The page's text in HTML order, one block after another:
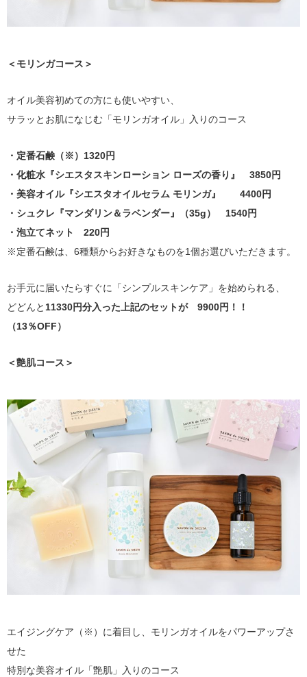
＜モリンガコース＞
オイル美容初めての方にも使いやすい、
サラッとお肌になじむ「モリンガオイル」入りのコース
・定番石鹸（※）1320円
・化粧水『シエスタスキンローション ローズの香り』 3850円
・美容オイル『シエスタオイルセラム モリンガ』 4400円
・シュクレ『マンダリン＆ラベンダー』（35g） 1540円
・泡立てネット 220円
※定番石鹸は、6種類からお好きなものを1個お選びいただきます。
お手元に届いたらすぐに「シンプルスキンケア」を始められる、
どどんと 11330円分入った上記のセットが 9900円！！
（13％OFF）
＜艶肌コース＞
エイジングケア（※）に着目し、モリンガオイルをパワーアップさ
せた
特別な美容オイル「艶肌」入りのコース